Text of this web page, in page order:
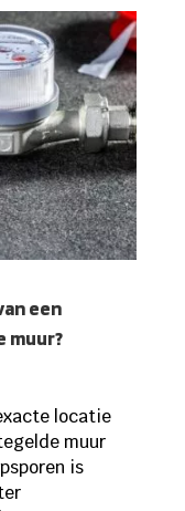
een
muur?
locatie
muur
is